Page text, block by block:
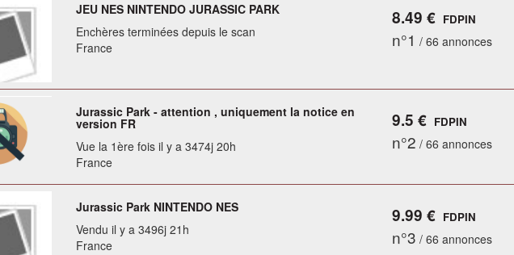
JEU NES NINTENDO JURASSIC PARK
Enchères terminées depuis le scan
France
8.49 € FDPIN
n°1 / 66 annonces
Jurassic Park - attention , uniquement la notice en
version FR
Vue la 1ère fois il y a 3474j 20h
France
9.5 € FDPIN
n°2 / 66 annonces
Jurassic Park NINTENDO NES
Vendu il y a 3496j 21h
France
9.99 € FDPIN
n°3 / 66 annonces